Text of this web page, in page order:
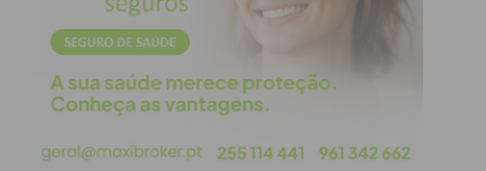
Eu li e concordo com ostermos e
condições